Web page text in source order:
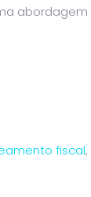
abordagem
fiscal,